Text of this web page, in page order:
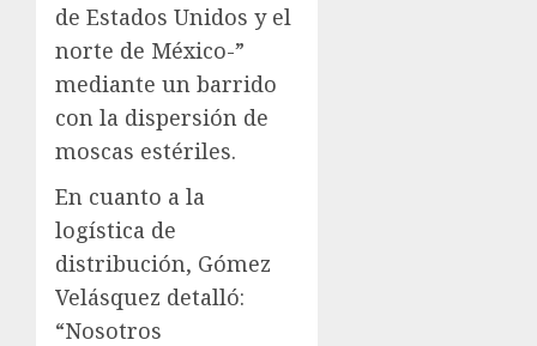
de Estados Unidos y el
norte de México-”
mediante un barrido
con la dispersión de
moscas estériles.
En cuanto a la
logística de
distribución, Gómez
Velásquez detalló:
“Nosotros